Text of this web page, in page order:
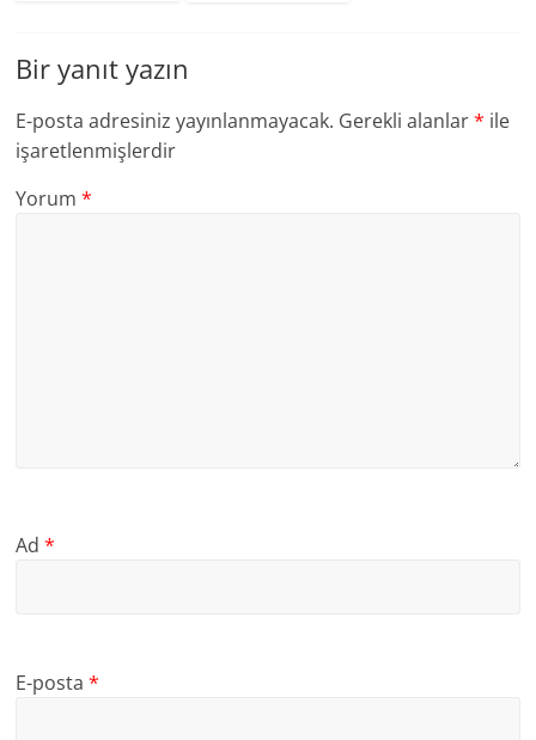
Bir yanıt yazın
E-posta adresiniz yayınlanmayacak. Gerekli alanlar* ile
işaretlenmişlerdir
Yorum*
Ad*
E-posta*